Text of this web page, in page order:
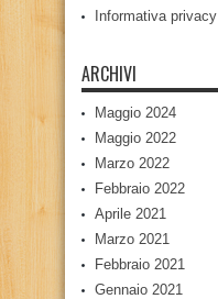
Informativa privacy
ARCHIVI
Maggio 2024
Maggio 2022
Marzo 2022
Febbraio 2022
Aprile 2021
Marzo 2021
Febbraio 2021
Gennaio 2021